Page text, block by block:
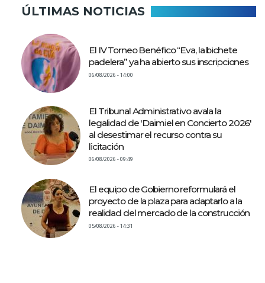
ÚLTIMAS NOTICIAS
El IV Torneo Benéfico “Eva, la bichete
padelera” ya ha abierto sus inscripciones
06/08/2026 - 14:00
El Tribunal Administrativo avala la
legalidad de 'Daimiel en Concierto 2026'
al desestimar el recurso contra su
licitación
06/08/2026 - 09:49
El equipo de Gobierno reformulará el
proyecto de la plaza para adaptarlo a la
realidad del mercado de la construcción
05/08/2026 - 14:31